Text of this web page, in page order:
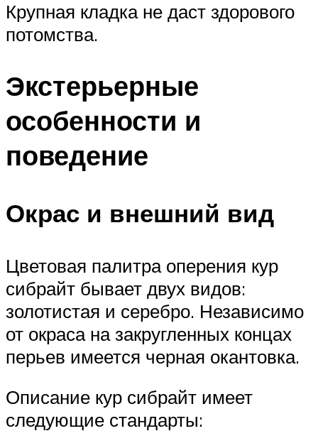
Крупная кладка не даст здорового
потомства.
Экстерьерные
особенности и
поведение
Окрас и внешний вид
Цветовая палитра оперения кур
сибрайт бывает двух видов:
золотистая и серебро. Независимо
от окраса на закругленных концах
перьев имеется черная окантовка.
Описание кур сибрайт имеет
следующие стандарты: